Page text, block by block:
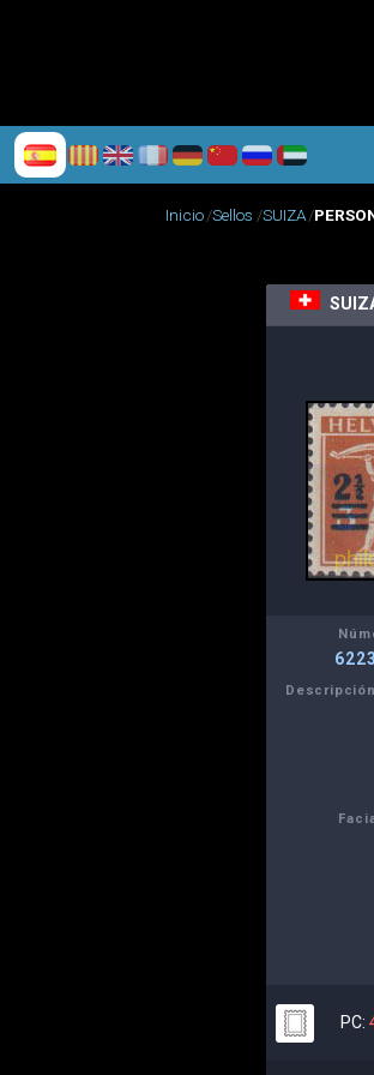
Inicio Sellos SUIZA
Descripción
PC: